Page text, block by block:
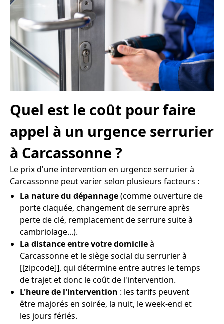
Quel est le coût pour faire
appel à un urgence serrurier
à Carcassonne ?
Le prix d'une intervention en urgence serrurier à
Carcassonne peut varier selon plusieurs facteurs :
La nature du dépannage(comme ouverture de
porte claquée, changement de serrure après
perte de clé, remplacement de serrure suite à
cambriolage...).
La distance entre votre domicileà
Carcassonne et le siège social du serrurier à
[[zipcode]], qui détermine entre autres le temps
de trajet et donc le coût de l'intervention.
L'heure de l'intervention : les tarifs peuvent
être majorés en soirée, la nuit, le week-end et
les jours fériés.